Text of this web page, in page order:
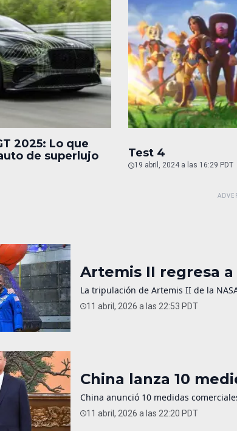
2025: Lo que
de superlujo
Test 4
19 abril, 2024 a las 16:29 PDT
Artemis II regresa
La tripulación de Artemis II de la
11 abril, 2026 a las 22:53 PDT
China lanza 10
China anunció 10 medidas
11 abril, 2026 a las 22:20 PDT